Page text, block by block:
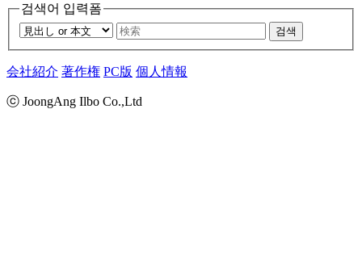
검색어 입력폼
검색
会社紹介 著作権 PC版 個人情報
ⓒ JoongAng Ilbo Co.,Ltd